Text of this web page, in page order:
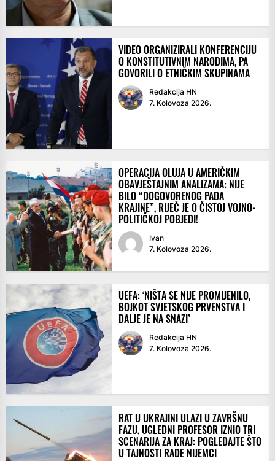
VIDEO ORGANIZIRALI KONFERENCIJU
O KONSTITUTIVNIM NARODIMA, PA
GOVORILI O ETNIČKIM SKUPINAMA
Redakcija HN
7. Kolovoza 2026.
OPERACIJA OLUJA U AMERIČKIM
OBAVJEŠTAJNIM ANALIZAMA: NIJE
BILO “DOGOVORENOG PADA
KRAJINE”, RIJEČ JE O ČISTOJ VOJNO-
POLITIČKOJ POBJEDI!
Ivan
7. Kolovoza 2026.
UEFA: ‘NIŠTA SE NIJE PROMIJENILO,
BOJKOT SVJETSKOG PRVENSTVA I
DALJE JE NA SNAZI’
Redakcija HN
7. Kolovoza 2026.
RAT U UKRAJINI ULAZI U ZAVRŠNU
FAZU, UGLEDNI PROFESOR IZNIO TRI
SCENARIJA ZA KRAJ: POGLEDAJTE ŠTO
U TAJNOSTI RADE NIJEMCI